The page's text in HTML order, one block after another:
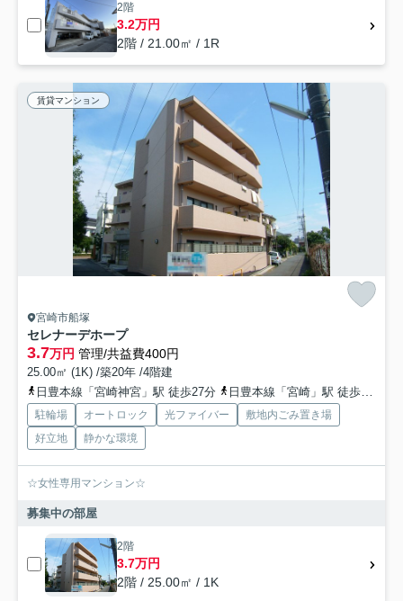
2階
3.2万円
2階 / 21.00㎡ / 1R
賃貸マンション
宮崎市船塚
セレナーデホープ
3.7万円 管理/共益費400円
25.00㎡ (1K) /築20年 /4階建
日豊本線「宮崎神宮」駅 徒歩27分
日豊本線「宮崎」駅 徒歩29分
駐輪場 オートロック 光ファイバー
敷地内ごみ置き場
好立地
静かな環境
☆女性専用マンション☆
募集中の部屋
2階
3.7万円
2階 / 25.00㎡ / 1K